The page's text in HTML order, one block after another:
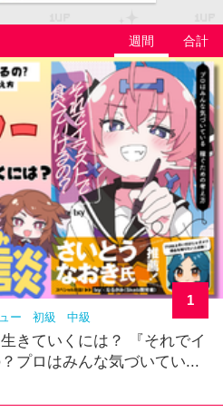
週間 合計
ー 初級 中級
きていくには？ 『それでイ
プロはみんな気づいてい...
1